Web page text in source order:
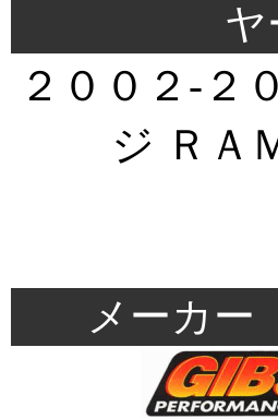
ヤ
２００２-２
ジ ＲＡ
メーカー